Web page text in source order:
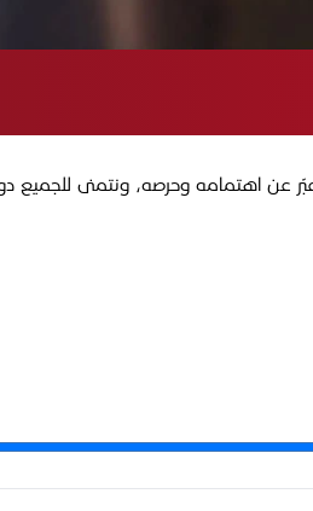
عن اهتمامه وحرصه، ونتمنى للجميع